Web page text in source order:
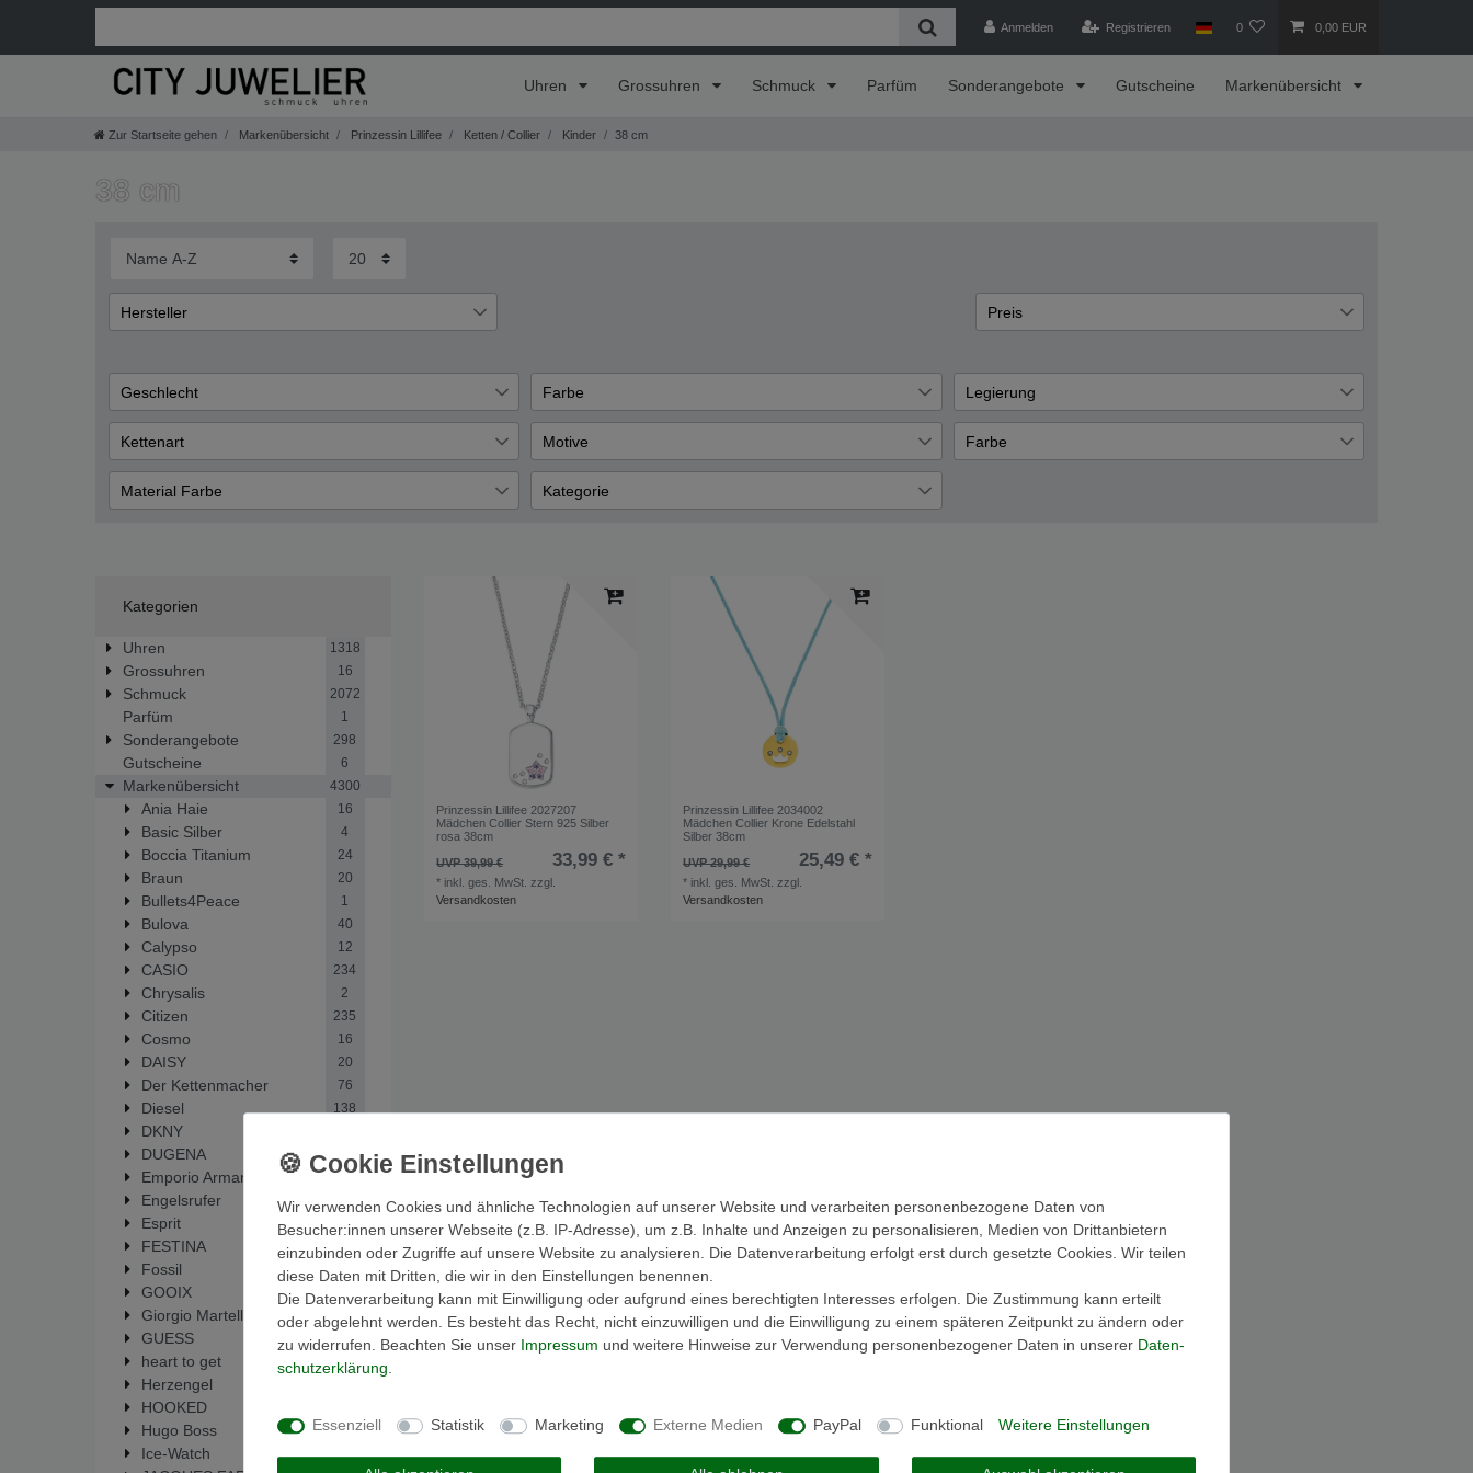
Anmelden Registrieren 0 0,00 EUR
Uhren Grossuhren Schmuck Parfüm Sonderangebote Gutscheine Markenübersicht
Zur Startseite gehen Markenübersicht Prinzessin Lillifee Ketten / Collier Kinder 38 cm
38 cm
Hersteller
Preis
Geschlecht
Mädchen
Farbe
Rosa
Legierung
Silber
Kettenart
Anker
Motive
Natur
Farbe
Material Farbe
Kategorie
Kategorien
Uhren 1318
Grossuhren 16
Schmuck 2072
Parfüm 1
Sonderangebote 298
Gutscheine 6
Markenübersicht 4300
Ania Haie 16
Basic Silber 4
Boccia Titanium 24
Braun 20
Bullets4Peace 1
Bulova 40
Calypso 12
CASIO 234
Chrysalis 2
Citizen 235
Cosmo 16
DAISY 20
Der Kettenmacher 76
Diesel 138
DKNY
DUGENA
Emporio Armani 53
Engelsrufer
Esprit 37
FESTINA 294
Fossil 448
GOOIX
Giorgio Martello 33
GUESS 62
heart to get 19
Herzengel
HOOKED
Hugo Boss 1
Ice-Watch 1
Prinzessin Lillifee 2027207
Mädchen Collier Stern 925 Silber
rosa 38cm
UVP 39,99 €
33,99 € *
* inkl. ges. MwSt. zzgl.
Versandkosten
Prinzessin Lillifee 2034002
Mädchen Collier Krone Edelstahl
Silber 38cm
UVP 29,99 €
25,49 € *
* inkl. ges. MwSt. zzgl.
Versandkosten
Wir verwenden Cookies und ähnliche Technologien auf unserer Website und verarbeiten personenbezogene Daten von
Besucher:innen unserer Webseite (z.B. IP-Adresse), um z.B. Inhalte und Anzeigen zu personalisieren, Medien von Drittanbietern
einzubinden oder Zugriffe auf unsere Website zu analysieren. Die Datenverarbeitung erfolgt erst durch gesetzte Cookies. Wir teilen
diese Daten mit Dritten, die wir in den Einstellungen benennen.
Die Datenverarbeitung kann mit Einwilligung oder aufgrund eines berechtigten Interesses erfolgen. Die Zustimmung kann erteilt
oder abgelehnt werden. Es besteht das Recht, nicht einzuwilligen und die Einwilligung zu einem späteren Zeitpunkt zu ändern oder
zu widerrufen. Beachten Sie unser Impressum und weitere Hinweise zur Verwendung personenbezogener Daten in unserer Daten­
schutz­erklärung
Essenziell Statistik Marketing Externe Medien PayPal Funktional Weitere Einstellungen